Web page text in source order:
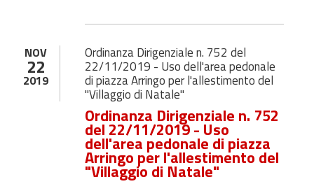
NOV
22
2019
Ordinanza Dirigenziale n. 752 del
22/11/2019 - Uso dell'area pedonale
di piazza Arringo per l'allestimento del
"Villaggio di Natale"
Ordinanza Dirigenziale n. 752
del 22/11/2019 - Uso
dell'area pedonale di piazza
Arringo per l'allestimento del
"Villaggio di Natale"